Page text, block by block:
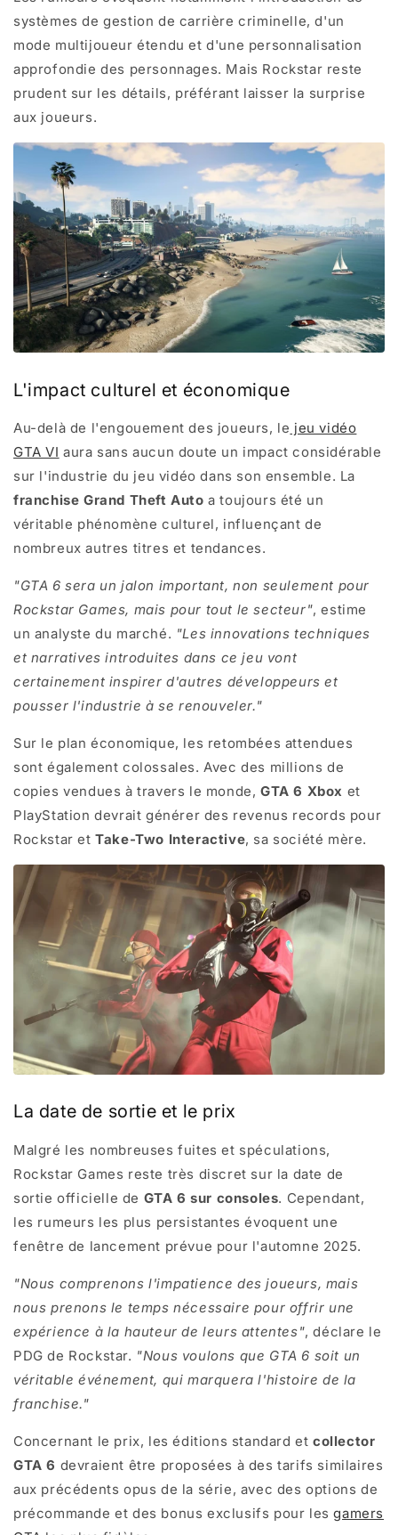
systèmes de gestion de carrière criminelle, d'un
mode multijoueur étendu et d'une personnalisation
approfondie des personnages. Mais Rockstar reste
prudent sur les détails, préférant laisser la surprise
aux joueurs.
L'impact culturel et économique
Au-delà de l'engouement des joueurs, le jeu vidéo
GTA VI aura sans aucun doute un impact considérable
sur l'industrie du jeu vidéo dans son ensemble. La
franchise Grand Theft Auto a toujours été un
véritable phénomène culturel, influençant de
nombreux autres titres et tendances.
"GTA 6 sera un jalon important, non seulement pour
Rockstar Games, mais pour tout le secteur", estime
un analyste du marché. "Les innovations techniques
et narratives introduites dans ce jeu vont
certainement inspirer d'autres développeurs et
pousser l'industrie à se renouveler."
Sur le plan économique, les retombées attendues
sont également colossales. Avec des millions de
copies vendues à travers le monde,GTA 6 Xbox et
PlayStation devrait générer des revenus records pour
Rockstar etTake-Two Interactive, sa société mère.
La date de sortie et le prix
Malgré les nombreuses fuites et spéculations,
Rockstar Games reste très discret sur la date de
sortie officielle de GTA 6 sur consoles. Cependant,
les rumeurs les plus persistantes évoquent une
fenêtre de lancement prévue pour l'automne 2025.
"Nous comprenons l'impatience des joueurs, mais
nous prenons le temps nécessaire pour offrir une
expérience à la hauteur de leurs attentes", déclare le
PDG de Rockstar. "Nous voulons que GTA 6 soit un
véritable événement, qui marquera l'histoire de la
franchise."
Concernant le prix, les éditions standard et collector
GTA 6 devraient être proposées à des tarifs similaires
aux précédents opus de la série, avec des options de
précommande et des bonus exclusifs pour lesgamers